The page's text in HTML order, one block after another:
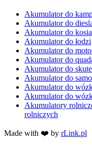
Akumulator do
Akumulator do
Akumulator do
Akumulator do łodzi
Akumulator do
Akumulator do
Akumulator do
Akumulator do
Akumulator do
Akumulator do
Akumulatory
rolniczych
Made with ❤️ by rLink.pl